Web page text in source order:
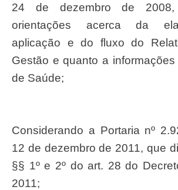
24 de dezembro de
orientações acerca da
aplicação e do fluxo do
Gestão e quanto a
de Saúde;
Considerando a Portaria nº 2.928/GM/MS, de
12 de dezembro de 2011, que
§§ 1º e 2º do art. 28 do
2011;